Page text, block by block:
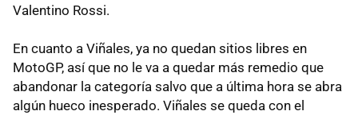
Valentino Rossi.
En cuanto a Viñales, ya no quedan sitios libres en
MotoGP, así que no le va a quedar más remedio que
abandonar la categoría salvo que a última hora se abra
algún hueco inesperado. Viñales se queda con el